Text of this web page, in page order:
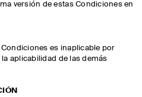
versión de estas Condiciones en
es inaplicable por
aplicabilidad de las demás